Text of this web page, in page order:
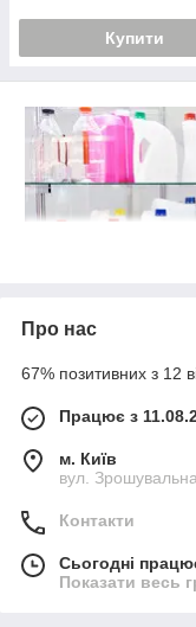
Купити
Каністри
Це справжній
прийшла на зміну
полегшила життя
- для зберігання,
Про нас
67% позитивних з 12
Працює з
м. Київ
вул.
Контакти
Сьогодні
Показати весь